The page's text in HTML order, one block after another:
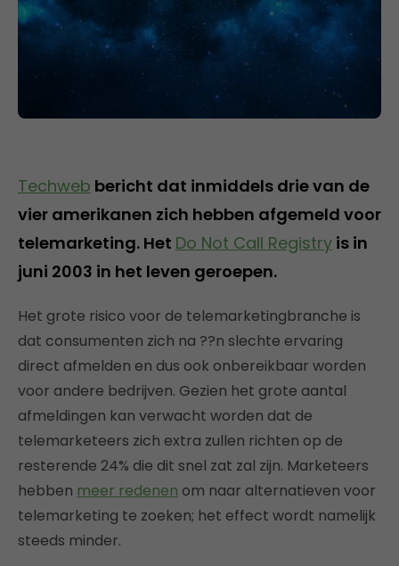
Techweb bericht dat inmiddels drie van de
vier amerikanen zich hebben afgemeld voor
telemarketing. Het Do Not Call Registry is in
juni 2003 in het leven geroepen.
Het grote risico voor de telemarketingbranche is
dat consumenten zich na ??n slechte ervaring
direct afmelden en dus ook onbereikbaar worden
voor andere bedrijven. Gezien het grote aantal
afmeldingen kan verwacht worden dat de
telemarketeers zich extra zullen richten op de
resterende 24% die dit snel zat zal zijn. Marketeers
hebben meer redenen om naar alternatieven voor
telemarketing te zoeken; het effect wordt namelijk
steeds minder.